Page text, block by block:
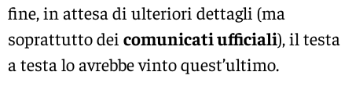
fine, in attesa di ulteriori dettagli (ma
soprattutto dei comunicati ufficiali), il testa
a testa lo avrebbe vinto quest’ultimo.